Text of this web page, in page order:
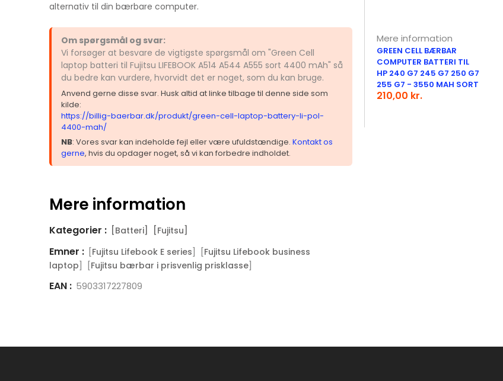
alternativ til din bærbare computer.
Om spørgsmål og svar:
Vi forsøger at besvare de vigtigste spørgsmål om "Green Cell
laptop batteri til Fujitsu LIFEBOOK A514 A544 A555 sort 4400 mAh" så
du bedre kan vurdere, hvorvidt det er noget, som du kan bruge.
Anvend gerne disse svar. Husk altid at linke tilbage til denne side som
kilde:
https://billig-baerbar.dk/produkt/green-cell-laptop-battery-li-pol-
4400-mah/
NB: Vores svar kan indeholde fejl eller være ufuldstændige. Kontakt os
gerne, hvis du opdager noget, så vi kan forbedre indholdet.
Mere information
Kategorier : [Batteri] [Fujitsu]
Emner : [Fujitsu Lifebook E series] [Fujitsu Lifebook business
laptop] [Fujitsu bærbar i prisvenlig prisklasse]
EAN : 5903317227809
Mere information
GREEN CELL BÆRBAR
COMPUTER BATTERI TIL
HP 240 G7 245 G7 250 G7
255 G7 - 3550 MAH SORT
210,00 kr.